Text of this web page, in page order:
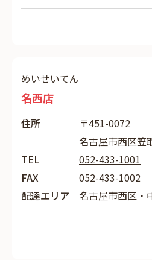
めいせいてん
名西店
住所
〒451-0072
名古屋市西区笠
TEL
052-433-1001
FAX
052-433-1002
配達エリア
名古屋市西区・